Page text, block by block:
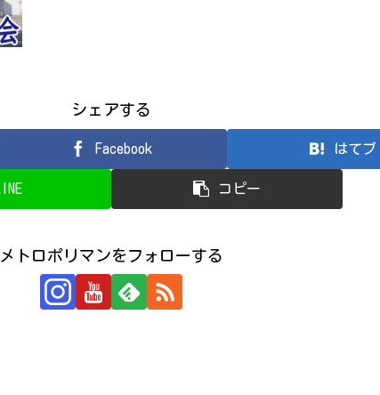
シェアする
Facebook はてブ
LINE コピー
メトロポリマンをフォローする